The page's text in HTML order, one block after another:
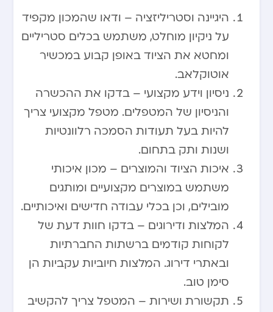
היגיינה וסטריליזציה – ודאו שהמכון מקפיד
על ניקיון מוחלט, משתמש בכלים סטריליים
ומחטא את הציוד באופן קבוע במכשיר
אוטוקלאב.
ניסיון וידע מקצועי – בדקו את ההכשרה
והניסיון של המטפלים. מטפל מקצועי צריך
להיות בעל תעודות הסמכה רלוונטיות
ושנות ותק בתחום.
איכות הציוד והמוצרים – מכון איכותי
משתמש במוצרים מקצועיים ומותגים
מובילים, וכן בכלי עבודה חדישים ואיכותיים.
המלצות ודירוגים – בדקו חוות דעת של
לקוחות קודמים ברשתות החברתיות
ובאתרי דירוג. המלצות חיוביות עקביות הן
סימן טוב.
תקשורת ושירות – המטפל צריך להקשיב